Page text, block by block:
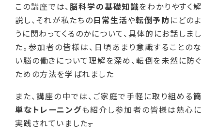
この講座では、脳科学の基礎知識をわかりやすく解
説し、それが私たちの日常生活や転倒予防にどのよ
うに関わってくるのかについて、具体的にお話しまし
た。参加者の皆様は、日頃あまり意識することのな
い脳の働きについて理解を深め、転倒を未然に防ぐ
ための方法を学ばれました
また、講座の中では、ご家庭で手軽に取り組める簡
単なトレーニングも紹介し参加者の皆様は熱心に
実践されていました。